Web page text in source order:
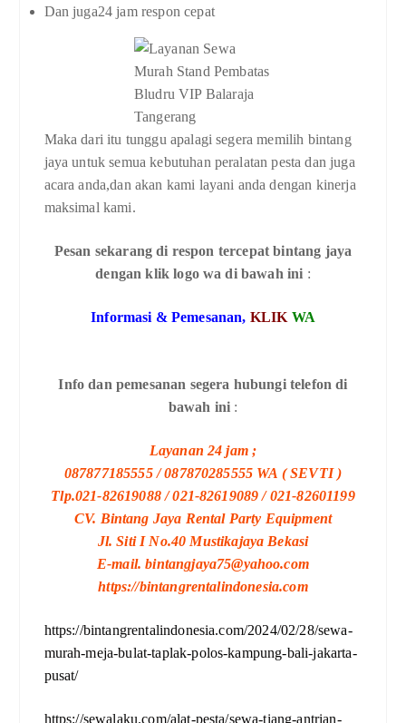
Dan juga24 jam respon cepat
Maka dari itu tunggu apalagi segera memilih bintang
jaya untuk semua kebutuhan peralatan pesta dan juga
acara anda,dan akan kami layani anda dengan kinerja
maksimal kami.
Pesan sekarang di respon tercepat bintang jaya
dengan klik logo wa di bawah ini :
Informasi & Pemesanan, KLIK WA
Info dan pemesanan segera hubungi telefon di
bawah ini :
Layanan 24 jam ;
087877185555 / 087870285555 WA ( SEVTI )
Tlp.021-82619088 / 021-82619089 / 021-82601199
CV. Bintang Jaya Rental Party Equipment
Jl. Siti I No.40 Mustikajaya Bekasi
E-mail. bintangjaya75@yahoo.com
https://bintangrentalindonesia.com
https://bintangrentalindonesia.com/2024/02/28/sewa-
murah-meja-bulat-taplak-polos-kampung-bali-jakarta-
pusat/
https://sewalaku.com/alat-pesta/sewa-tiang-antrian-